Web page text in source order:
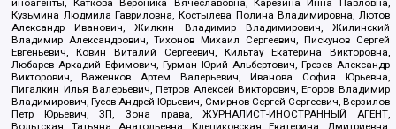
иноагенты, Каткова Вероника Вячеславовна, Карезина Инна Павловна,
Кузьмина Людмила Гавриловна, Костылева Полина Владимировна, Лютов
Александр Иванович, Жилкин Владимир Владимирович, Жилинский
Владимир Александрович, Тихонов Михаил Сергеевич, Пискунов Сергей
Евгеньевич, Ковин Виталий Сергеевич, Кильтау Екатерина Викторовна,
Любарев Аркадий Ефимович, Гурман Юрий Альбертович, Грезев Александр
Викторович, Важенков Артем Валерьевич, Иванова София Юрьевна,
Пигалкин Илья Валерьевич, Петров Алексей Викторович, Егоров Владимир
Владимирович, Гусев Андрей Юрьевич, Смирнов Сергей Сергеевич, Верзилов
Петр Юрьевич, ЗП, Зона права, ЖУРНАЛИСТ-ИНОСТРАННЫЙ АГЕНТ,